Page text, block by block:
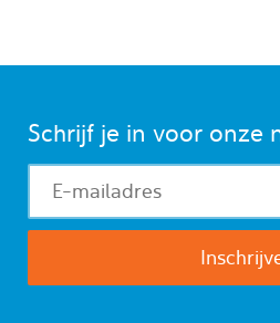
Schrijf je in voor onze